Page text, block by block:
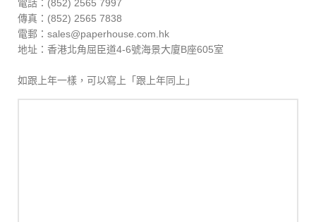
電話：(852) 2565 7997
傳真：(852) 2565 7838
電郵：sales@paperhouse.com.hk
地址：香港北角屈臣道4-6號海景大廈B座605室
如跟上年一樣，可以寫上「跟上年同上」